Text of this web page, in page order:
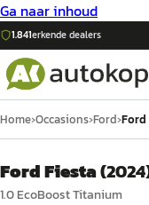
Ga naar inhoud
1.841erkende dealers
Home›Occasions›Ford›Ford
Ford Fiesta(2024
1.0 EcoBoost Titanium